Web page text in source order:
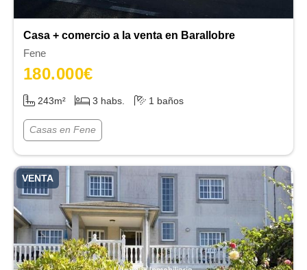
Casa + comercio a la venta en Barallobre
180.000€
243m² 3 habs. 1 baños
Fene
Casas en Fene
VENTA